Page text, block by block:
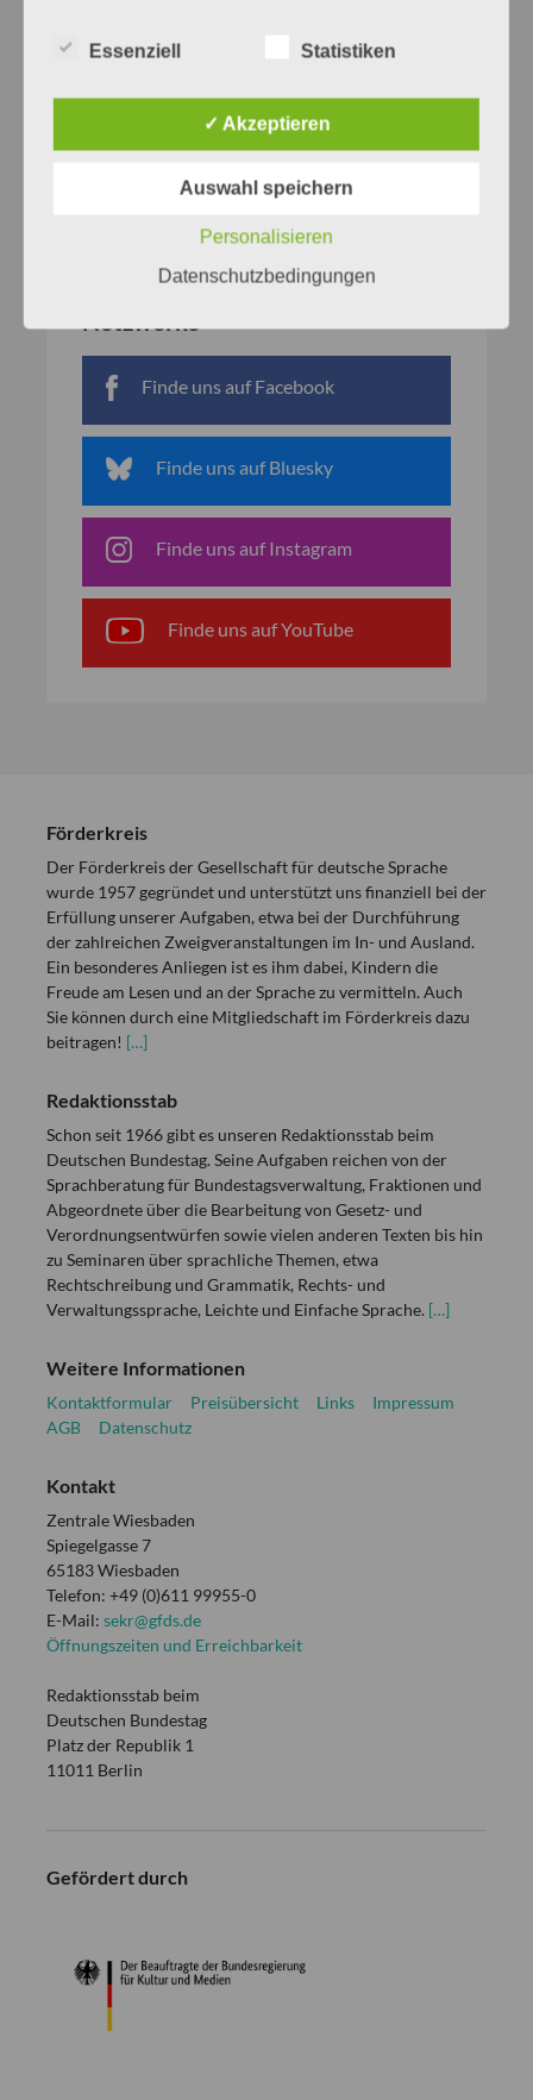
Netzwerke
Finde uns auf Facebook
Finde uns auf Bluesky
Finde uns auf Instagram
Finde uns auf YouTube
Förderkreis
Der Förderkreis der Gesellschaft für deutsche Sprache
wurde 1957 gegründet und unterstützt uns finanziell bei der
Erfüllung unserer Aufgaben, etwa bei der Durchführung
der zahlreichen Zweigveranstaltungen im In- und Ausland.
Ein besonderes Anliegen ist es ihm dabei, Kindern die
Freude am Lesen und an der Sprache zu vermitteln. Auch
Sie können durch eine Mitgliedschaft im Förderkreis dazu
beitragen! […]
Redaktionsstab
Schon seit 1966 gibt es unseren Redaktionsstab beim
Deutschen Bundestag. Seine Aufgaben reichen von der
Sprachberatung für Bundestagsverwaltung, Fraktionen und
Abgeordnete über die Bearbeitung von Gesetz- und
Verordnungsentwürfen sowie vielen anderen Texten bis hin
zu Seminaren über sprachliche Themen, etwa
Rechtschreibung und Grammatik, Rechts- und
Verwaltungssprache, Leichte und Einfache Sprache. […]
Weitere Informationen
Kontaktformular Preisübersicht Links
Impressum
AGB
Datenschutz
Kontakt
Zentrale Wiesbaden
Spiegelgasse 7
65183 Wiesbaden
Telefon: +49 (0)611 99955-0
E-Mail: sekr@gfds.de
Öffnungszeiten und Erreichbarkeit
Redaktionsstab beim
Deutschen Bundestag
Platz der Republik 1
11011 Berlin
Gefördert durch
Essenziell Statistiken
✓ Akzeptieren
Auswahl speichern
Personalisieren
Datenschutzbedingungen